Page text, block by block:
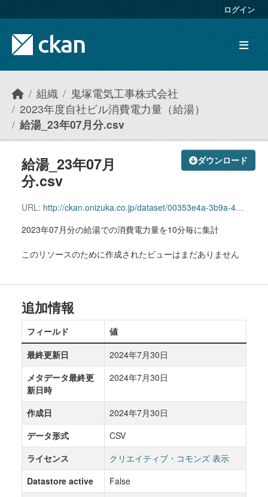
ログイン
組織
鬼塚電気工事株式会社
2023年度自社ビル消費電力量（給湯）
給湯_23年07月分.csv
ダウンロード
給湯_23年07月
分.csv
URL: http://ckan.onizuka.co.jp/dataset/00353e4a-3b9a-4b5b-862d-ab03a6462e39/resource/957e50be-7ad8-480d-80de-3a66be486c40/download/hotwatersupply_2307.csv
2023年07月分の給湯での消費電力量を10分毎に集計
このリソースのために作成されたビューはまだありません
追加情報
フィールド
値
最終更新日
2024年7月30日
メタデータ最終更
新日時
2024年7月30日
作成日
2024年7月30日
データ形式
CSV
ライセンス
クリエイティブ・コモンズ 表示
Datastore active
False